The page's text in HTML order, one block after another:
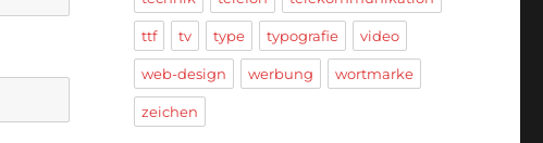
ttf tv type typografie video
web-design werbung wortmarke
zeichen